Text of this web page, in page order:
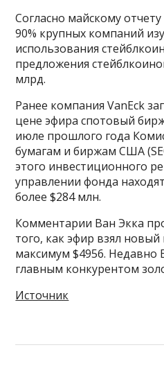
Согласно майскому
90% крупных компаний
использования
предложения
млрд.
Ранее компания VanEck
цене эфира спотовый
июле прошлого года
бумагам и биржам США
этого инвестиционного
управлении фонда
более $284 млн.
Комментарии Ван Экка
того, как эфир взял новый
максимум $4956. Недавно
главным конкурентом
Источник